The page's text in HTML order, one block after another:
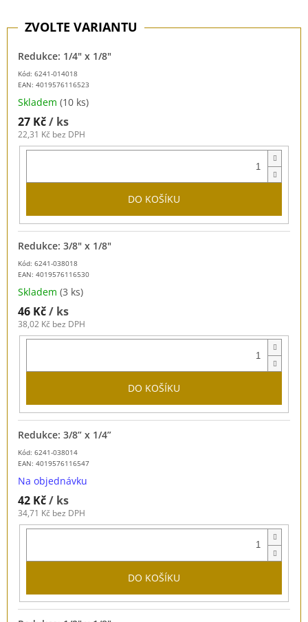
Kód: 6241-014018
EAN: 4019576116523
Redukce: 1/4" x 1/8"
Skladem (10 ks)
27 Kč/ ks
22,31 Kč bez DPH
DO KOŠÍKU
Kód: 6241-038018
EAN: 4019576116530
Redukce: 3/8" x 1/8"
Skladem (3 ks)
46 Kč/ ks
38,02 Kč bez DPH
DO KOŠÍKU
Kód: 6241-038014
EAN: 4019576116547
Redukce: 3/8” x 1/4”
Na objednávku
42 Kč/ ks
34,71 Kč bez DPH
DO KOŠÍKU